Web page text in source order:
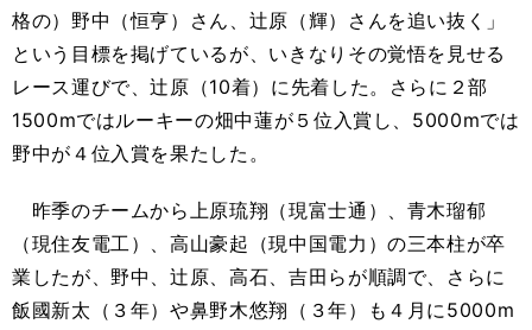
格の）野中（恒亨）さん、辻原（輝）さんを追い抜く」
という目標を掲げているが、いきなりその覚悟を見せる
レース運びで、辻原（10着）に先着した。さらに２部
1500mではルーキーの畑中蓮が５位入賞し、 5000mでは
野中が４位入賞を果たした。
昨季のチームから上原琉翔（現富士通）、青木瑠郁
（現住友電工）、高山豪起（現中国電力）の三本柱が卒
業したが、野中、辻原、高石、吉田らが順調で、さらに
飯國新太（３年）や鼻野木悠翔（３年）も４月に5000m